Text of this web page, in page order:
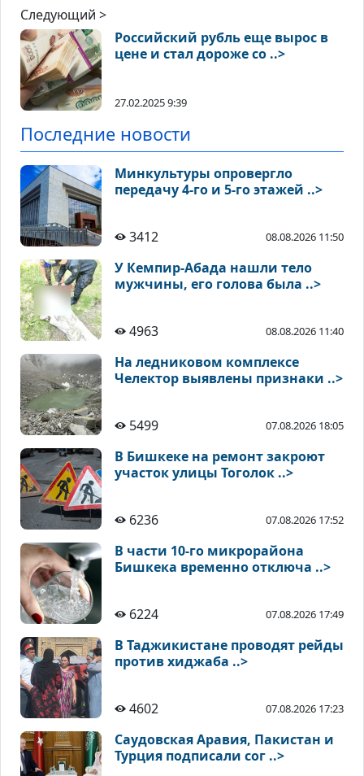
Следующий >
Российский рубль еще вырос в
цене и стал дороже со ..>
27.02.2025 9:39
Последние новости
Минкультуры опровергло
передачу 4-го и 5-го этажей ..>
3412 08.08.2026 11:50
У Кемпир-Абада нашли тело
мужчины, его голова была ..>
4963 08.08.2026 11:40
На ледниковом комплексе
Челектор выявлены признаки ..>
5499 07.08.2026 18:05
В Бишкеке на ремонт закроют
участок улицы Тоголок ..>
6236 07.08.2026 17:52
В части 10-го микрорайона
Бишкека временно отключа ..>
6224 07.08.2026 17:49
В Таджикистане проводят рейды
против хиджаба ..>
4602 07.08.2026 17:23
Саудовская Аравия, Пакистан и
Турция подписали сог ..>